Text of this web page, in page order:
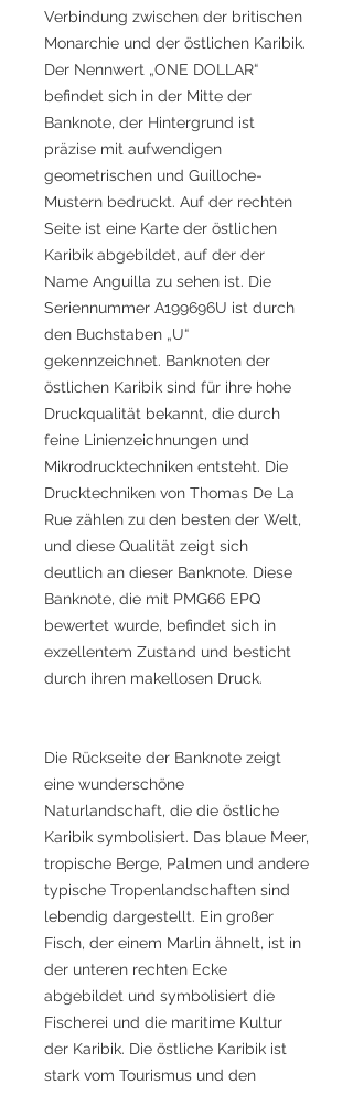
Verbindung zwischen der britischen
Monarchie und der östlichen Karibik.
Der Nennwert „ONE DOLLAR“
befindet sich in der Mitte der
Banknote, der Hintergrund ist
präzise mit aufwendigen
geometrischen und Guilloche-
Mustern bedruckt. Auf der rechten
Seite ist eine Karte der östlichen
Karibik abgebildet, auf der der
Name Anguilla zu sehen ist. Die
Seriennummer A199696U ist durch
den Buchstaben „U“
gekennzeichnet. Banknoten der
östlichen Karibik sind für ihre hohe
Druckqualität bekannt, die durch
feine Linienzeichnungen und
Mikrodrucktechniken entsteht. Die
Drucktechniken von Thomas De La
Rue zählen zu den besten der Welt,
und diese Qualität zeigt sich
deutlich an dieser Banknote. Diese
Banknote, die mit PMG66 EPQ
bewertet wurde, befindet sich in
exzellentem Zustand und besticht
durch ihren makellosen Druck.
Die Rückseite der Banknote zeigt
eine wunderschöne
Naturlandschaft, die die östliche
Karibik symbolisiert. Das blaue Meer,
tropische Berge, Palmen und andere
typische Tropenlandschaften sind
lebendig dargestellt. Ein großer
Fisch, der einem Marlin ähnelt, ist in
der unteren rechten Ecke
abgebildet und symbolisiert die
Fischerei und die maritime Kultur
der Karibik. Die östliche Karibik ist
stark vom Tourismus und den